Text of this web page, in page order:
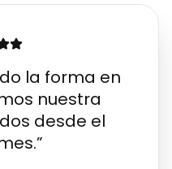
la forma en
nuestra
desde el
”